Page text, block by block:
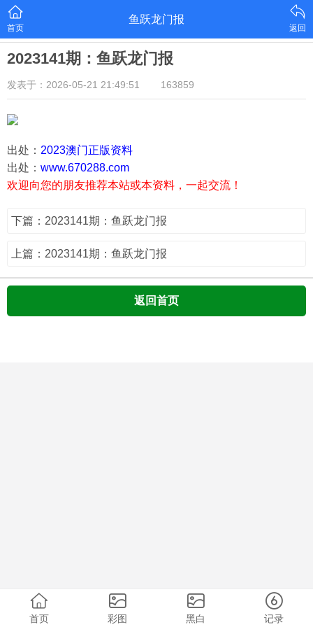
首页
鱼跃龙门报
返回
2023141期：鱼跃龙门报
发表于：2026-05-21 21:49:51 163859
出处： 2023澳门正版资料
出处： www.670288.com
欢迎向您的朋友推荐本站或本资料，一起交流！
下篇：2023141期：鱼跃龙门报
上篇：2023141期：鱼跃龙门报
返回首页
首页 彩图 黑白 记录